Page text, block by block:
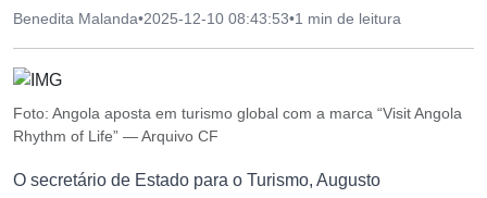
Benedita Malanda•2025-12-10 08:43:53•1 min de leitura
Foto: Angola aposta em turismo global com a marca “Visit Angola
Rhythm of Life” — Arquivo CF
O secretário de Estado para o Turismo, Augusto